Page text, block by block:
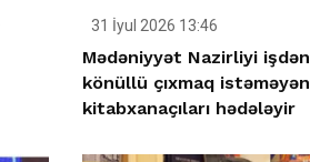
31 İyul 2026 13:46
Mədəniyyət Nazirliyi işdən
könüllü çıxmaq istəməyən
kitabxanaçıları hədələyir